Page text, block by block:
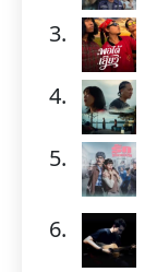
3.
4.
5.
6.